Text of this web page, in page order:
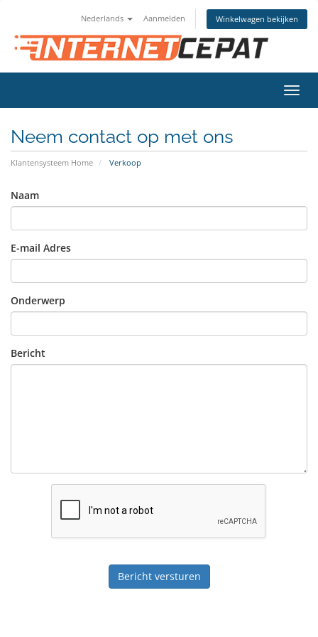
Nederlands Aanmelden Winkelwagen bekijken
in-/
Neem contact op met ons
Klantensysteem Home Verkoop
Naam
E-mail Adres
Onderwerp
Bericht
Bericht versturen